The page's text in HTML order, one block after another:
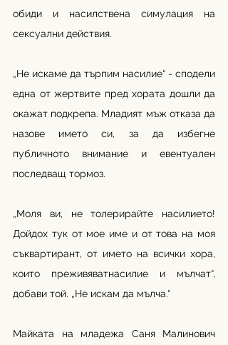
обиди и насилствена симулация на
сексуални действия.
„Не искаме да търпим насилие“ - сподели
една от жертвите пред хората дошли да
окажат подкрепа. Младият мъж отказа да
назове името си, за да избегне
публичното внимание и евентуален
последващ тормоз.
„Моля ви, не толерирайте насилието!
Дойдох тук от мое име и от това на моя
съквартирант, от името на всички хора,
които преживяватнасилие и мълчат“,
добави той. „Не искам да мълча.“
Майката на младежа Саня Малинович